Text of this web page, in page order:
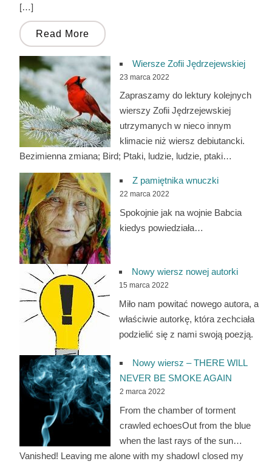
[…]
Read More
Wiersze Zofii Jędrzejewskiej
23 marca 2022
Zapraszamy do lektury kolejnych
wierszy Zofii Jędrzejewskiej
utrzymanych w nieco innym
klimacie niż wiersz debiutancki.
Bezimienna zmiana; Bird; Ptaki, ludzie, ludzie, ptaki…
Z pamiętnika wnuczki
22 marca 2022
Spokojnie jak na wojnie Babcia
kiedys powiedziała…
Nowy wiersz nowej autorki
15 marca 2022
Miło nam powitać nowego autora, a
właściwie autorkę, która zechciała
podzielić się z nami swoją poezją.
Nowy wiersz – THERE WILL
NEVER BE SMOKE AGAIN
2 marca 2022
From the chamber of torment
crawled echoesOut from the blue
when the last rays of the sun…
Vanished! Leaving me alone with my shadowI closed my